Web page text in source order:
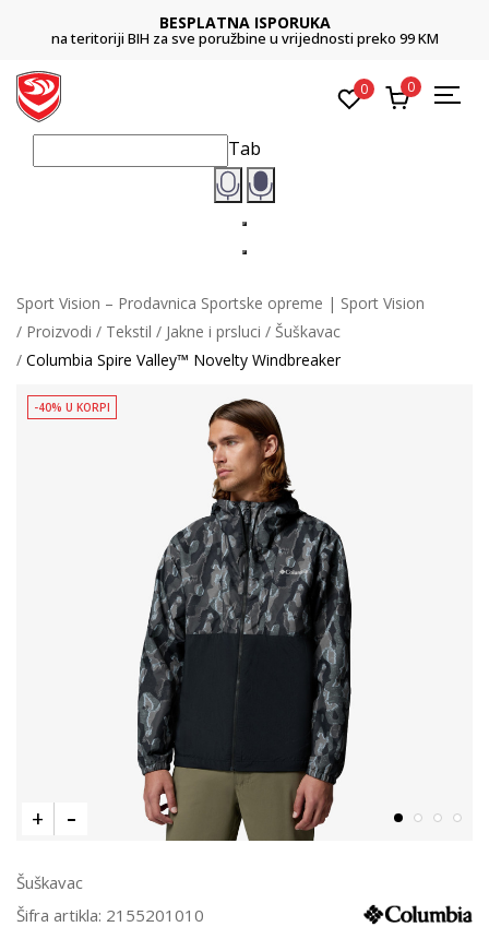
BESPLATNA ISPORUKA
na teritoriji BIH za sve poružbine u vrijednosti preko 99 KM
0 0
Tab
Sport Vision – Prodavnica Sportske opreme | Sport Vision
Proizvodi
Tekstil Jakne i prsluci
Šuškavac
Columbia Spire Valley™ Novelty Windbreaker
-40% U KORPI
Šuškavac
Šifra artikla: 2155201010